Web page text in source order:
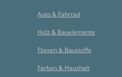
Auto & Fahrrad
Holz & Bauelemente
Fliesen & Baustoffe
Farben & Haushalt